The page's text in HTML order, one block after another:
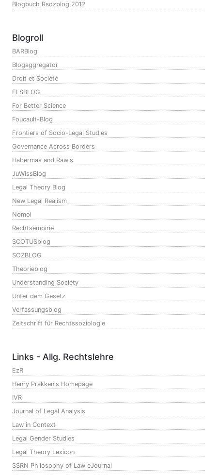
Blogbuch Rsozblog 2012
Blogroll
BARBlog
Blogaggregator
Droit et Société
ELSBLOG
For Better Science
Foucault-Blog
Frontiers of Socio-Legal Studies
Governance Across Borders
Habermas and Rawls
JuWissBlog
Legal Theory Blog
New Legal Realism
Nomoi
Rechtsempirie
SCOTUSblog
SOZBLOG
Theorieblog
Understanding Society
Unter dem Gesetz
Verfassungsblog
Zeitschrift für Rechtssoziologie
Links - Allg. Rechtslehre
EzR
Henry Prakken's Homepage
IVR
Journal of Legal Analysis
Law in Context
Legal Gender Studies
Legal Theory Lexicon
SSRN Philosophy of Law eJournal